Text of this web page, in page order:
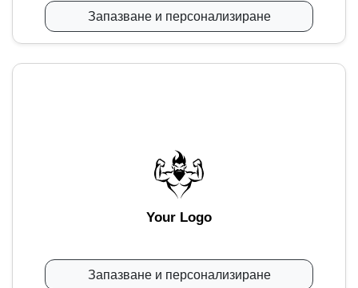
Запазване и персонализиране
Your Logo
Запазване и персонализиране